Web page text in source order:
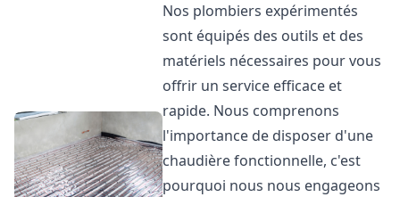
Nos plombiers expérimentés
sont équipés des outils et des
matériels nécessaires pour vous
offrir un service efficace et
rapide. Nous comprenons
l'importance de disposer d'une
chaudière fonctionnelle, c'est
pourquoi nous nous engageons